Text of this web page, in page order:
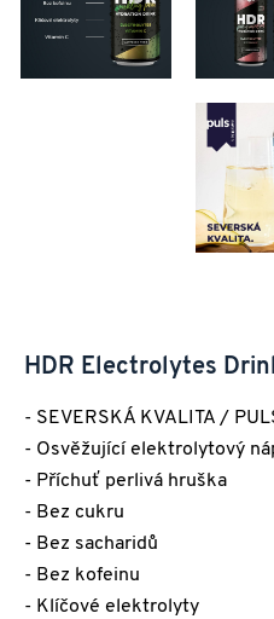
HDR Electrolytes
- SEVERSKÁ KVALITA /
- Osvěžující elektrolytový
- Příchuť perlivá hruška
- Bez cukru
- Bez sacharidů
- Bez kofeinu
- Klíčové elektrolyty